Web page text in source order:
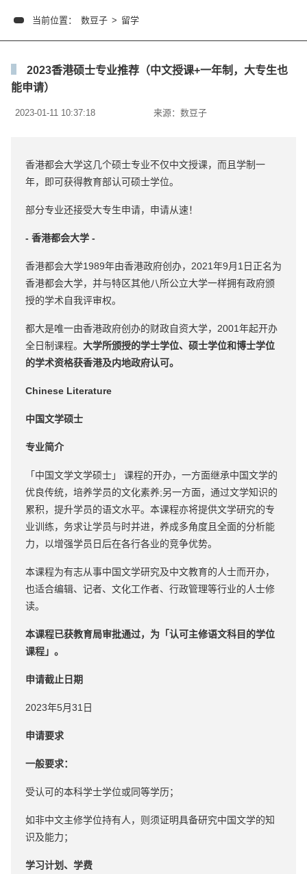
当前位置： 数豆子 > 留学
2023香港硕士专业推荐（中文授课+一年制，大专生也
能申请）
2023-01-11 10:37:18 来源： 数豆子
香港都会大学这几个硕士专业不仅中文授课，而且学制一
年，即可获得教育部认可硕士学位。
部分专业还接受大专生申请，申请从速！
- 香港都会大学 -
香港都会大学1989年由香港政府创办，2021年9月1日正名为
香港都会大学，并与特区其他八所公立大学一样拥有政府颁
授的学术自我评审权。
都大是唯一由香港政府创办的财政自资大学，2001年起开办
全日制课程。 大学所颁授的学士学位、硕士学位和博士学位
的学术资格获香港及内地政府认可。
Chinese Literature
中国文学硕士
专业简介
「中国文学文学硕士」 课程的开办，一方面继承中国文学的
优良传统，培养学员的文化素养;另一方面，通过文学知识的
累积，提升学员的语文水平。本课程亦将提供文学研究的专
业训练，务求让学员与时并进，养成多角度且全面的分析能
力，以增强学员日后在各行各业的竞争优势。
本课程为有志从事中国文学研究及中文教育的人士而开办，
也适合编辑、记者、文化工作者、行政管理等行业的人士修
读。
本课程已获教育局审批通过，为「认可主修语文科目的学位
课程」。
申请截止日期
2023年5月31日
申请要求
一般要求：
受认可的本科学士学位或同等学历；
如非中文主修学位持有人，则须证明具备研究中国文学的知
识及能力；
学习计划、学费